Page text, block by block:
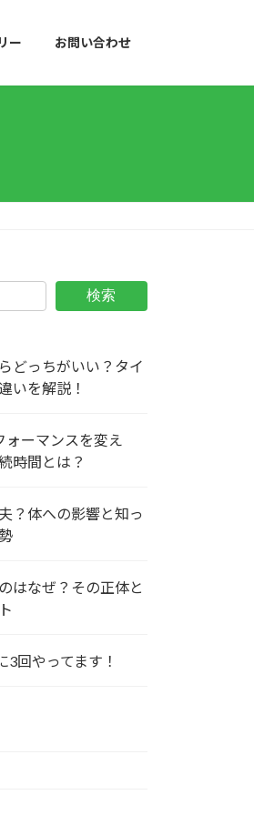
ー お問い合わせ
検索
どっちがいい？タイ
いを解説！
ーマンスを変え
時間とは？
？体への影響と知っ
はなぜ？その正体と
回やってます！